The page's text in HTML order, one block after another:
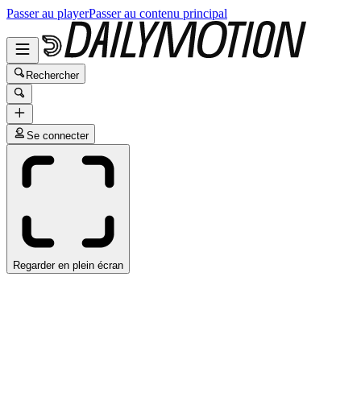
Passer au playerPasser au contenu principal
Rechercher
Se connecter
Regarder en plein écran